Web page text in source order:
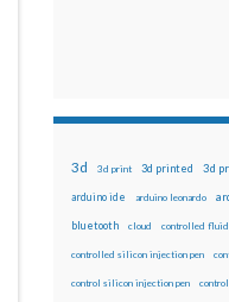
3d 3d print 3d printed 3d
arduino ide arduino leonardo
bluetooth cloud controlled
controlled silicon injection pen
control silicon injection pen